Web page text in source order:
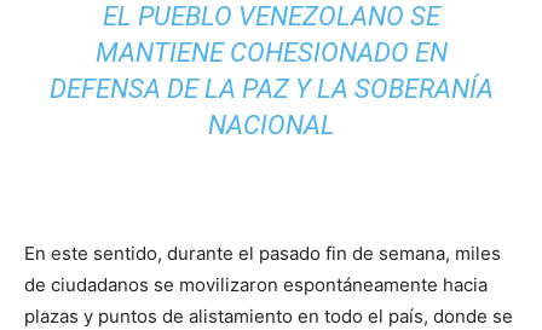
EL PUEBLO VENEZOLANO SE
MANTIENE COHESIONADO EN
DEFENSA DE LA PAZ Y LA SOBERANÍA
NACIONAL
En este sentido, durante el pasado fin de semana, miles
de ciudadanos se movilizaron espontáneamente hacia
plazas y puntos de alistamiento en todo el país, donde se